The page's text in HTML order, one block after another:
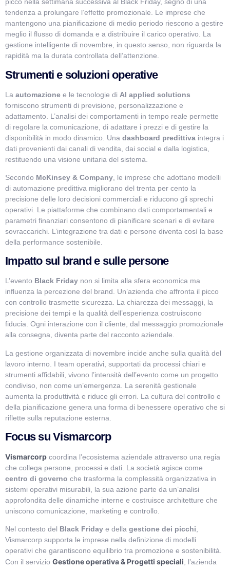
tendenza a prolungare l’effetto promozionale. Le imprese che
mantengono una pianificazione di medio periodo riescono a gestire
meglio il flusso di domanda e a distribuire il carico operativo. La
gestione intelligente di novembre, in questo senso, non riguarda la
rapidità ma la durata controllata dell’attenzione.
Strumenti e soluzioni operative
La automazione e le tecnologie di AI applied solutions
forniscono strumenti di previsione, personalizzazione e
adattamento. L’analisi dei comportamenti in tempo reale permette
di regolare la comunicazione, di adattare i prezzi e di gestire la
disponibilità in modo dinamico. Una dashboard predittiva integra i
dati provenienti dai canali di vendita, dai social e dalla logistica,
restituendo una visione unitaria del sistema.
Secondo McKinsey & Company , le imprese che adottano modelli
di automazione predittiva migliorano del trenta per cento la
precisione delle loro decisioni commerciali e riducono gli sprechi
operativi. Le piattaforme che combinano dati comportamentali e
parametri finanziari consentono di pianificare scenari e di evitare
sovraccarichi. L’integrazione tra dati e persone diventa così la base
della performance sostenibile.
Impatto sul brand e sulle persone
L’evento Black Friday non si limita alla sfera economica ma
influenza la percezione del brand. Un’azienda che affronta il picco
con controllo trasmette sicurezza. La chiarezza dei messaggi, la
precisione dei tempi e la qualità dell’esperienza costruiscono
fiducia. Ogni interazione con il cliente, dal messaggio promozionale
alla consegna, diventa parte del racconto aziendale.
La gestione organizzata di novembre incide anche sulla qualità del
lavoro interno. I team operativi, supportati da processi chiari e
strumenti affidabili, vivono l’intensità dell’evento come un progetto
condiviso, non come un’emergenza. La serenità gestionale
aumenta la produttività e riduce gli errori. La cultura del controllo e
della pianificazione genera una forma di benessere operativo che si
riflette sulla reputazione esterna.
Focus su Vismarcorp
Vismarcorp coordina l’ecosistema aziendale attraverso una regia
che collega persone, processi e dati. La società agisce come
centro di governo che trasforma la complessità organizzativa in
sistemi operativi misurabili, la sua azione parte da un’analisi
approfondita delle dinamiche interne e costruisce architetture che
uniscono comunicazione, marketing e controllo.
Nel contesto del Black Friday e della gestione dei picchi,
Vismarcorp supporta le imprese nella definizione di modelli
operativi che garantiscono equilibrio tra promozione e sostenibilità.
Con il servizio Gestione operativa & Progetti speciali, l’azienda